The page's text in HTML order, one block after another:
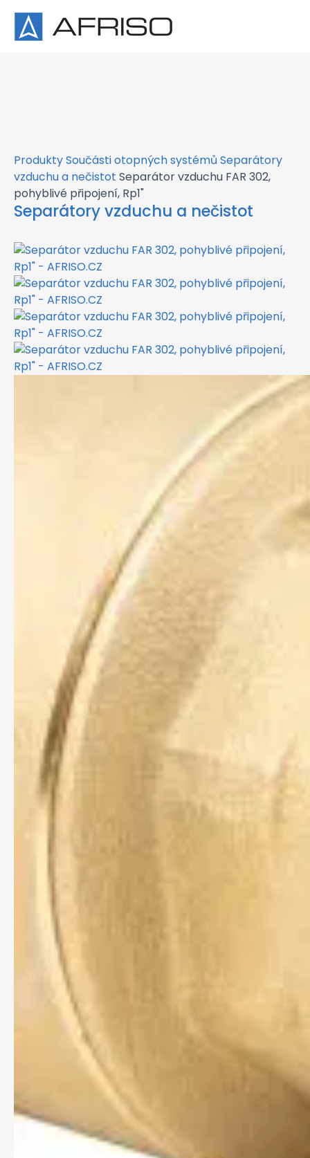
×
ProduktySoučásti otopných systémů Separátory
vzduchu a nečistot Separátor vzduchu FAR 302,
pohyblivé připojení, Rp1"
Separátory vzduchu a nečistot